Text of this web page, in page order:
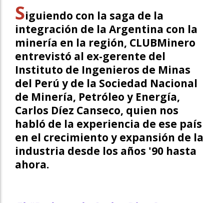
Siguiendo con la saga de la
integración de la Argentina con la
minería en la región, CLUBMinero
entrevistó al ex-gerente del
Instituto de Ingenieros de Minas
del Perú y de la Sociedad Nacional
de Minería, Petróleo y Energía,
Carlos Díez Canseco, quien nos
habló de la experiencia de ese país
en el crecimiento y expansión de la
industria desde los años '90 hasta
ahora.